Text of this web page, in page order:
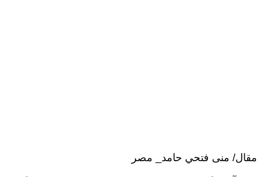
مقال/ منى فتحي حامد_ مصر